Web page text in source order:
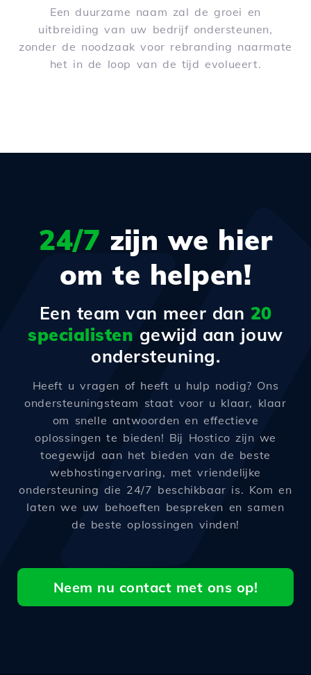
Een duurzame naam zal de groei en
uitbreiding van uw bedrijf ondersteunen,
zonder de noodzaak voor rebranding naarmate
het in de loop van de tijd evolueert.
24/7 zijn we hier
om te helpen!
Een team van meer dan 20
specialisten gewijd aan jouw
ondersteuning.
Heeft u vragen of heeft u hulp nodig? Ons
ondersteuningsteam staat voor u klaar, klaar
om snelle antwoorden en effectieve
oplossingen te bieden! Bij Hostico zijn we
toegewijd aan het bieden van de beste
webhostingervaring, met vriendelijke
ondersteuning die 24/7 beschikbaar is. Kom en
laten we uw behoeften bespreken en samen
de beste oplossingen vinden!
Neem nu contact met ons op!